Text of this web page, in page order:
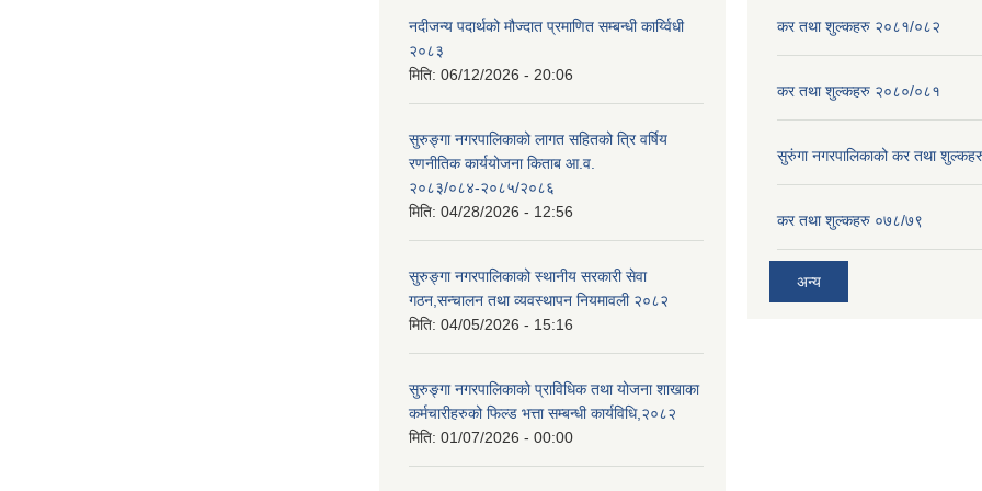
नदीजन्य पदार्थको मौज्दात प्रमाणित सम्बन्धी कार्य्विधी
२०८३
मिति: 06/12/2026 - 20:06
सुरुङ्गा नगरपालिकाको लागत सहितको त्रि वर्षिय
रणनीतिक कार्ययोजना किताब आ.व.
२०८३/०८४-२०८५/२०८६
मिति: 04/28/2026 - 12:56
सुरुङ्गा नगरपालिकाको स्थानीय सरकारी सेवा
गठन,सन्चालन तथा व्यवस्थापन नियमावली २०८२
मिति: 04/05/2026 - 15:16
सुरुङ्गा नगरपालिकाको प्राविधिक तथा योजना शाखाका
कर्मचारीहरुको फिल्ड भत्ता सम्बन्धी कार्यविधि,२०८२
मिति: 01/07/2026 - 00:00
कर तथा शुल्कहरु २०८१/०८२
कर तथा शुल्कहरु २०८०/०८१
सुरुंगा नगरपालिकाको कर तथा
कर तथा शुल्कहरु ०७८/७९
अन्य